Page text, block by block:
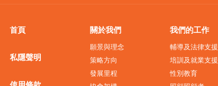
首頁
私隱聲明
關於我們
願景與理念
策略方向
發展里程
我們的工作
輔導及法律支援
培訓及就業支援
性別教育